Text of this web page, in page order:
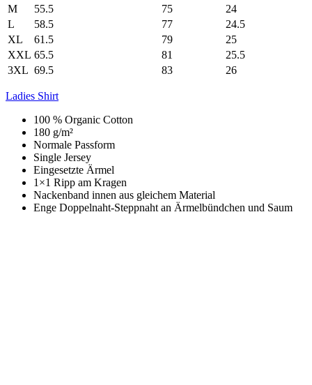
M
55.5 75
24
L
58.5 77
24.5
XL
61.5 79
25
XXL 65.5 81
25.5
3XL 69.5 83 26
Ladies Shirt
100 % Organic Cotton
180 g/m²
Normale Passform
Single Jersey
Eingesetzte Ärmel
1×1 Ripp am Kragen
Nackenband innen aus gleichem Material
Enge Doppelnaht-Steppnaht an Ärmelbündchen und Saum